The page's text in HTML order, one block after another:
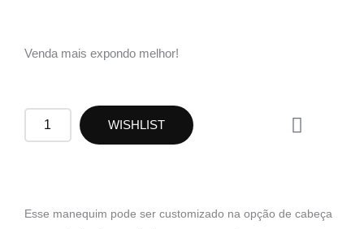
Venda mais expondo melhor!
RF44
quantidade
WISHLIST
W
h
a
Esse manequim pode ser customizado na opção de cabeça